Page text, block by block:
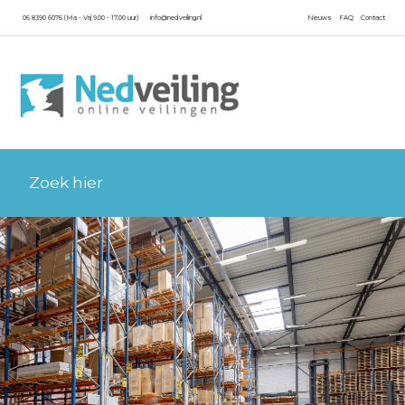
06 8390 6076 (Ma - Vrij 9.00 - 17.00 uur) info@nedveiling.nl Contact
FAQ
Nieuws